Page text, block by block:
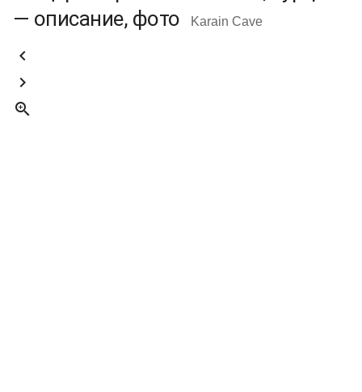
— описание, фото
Karain Cave


